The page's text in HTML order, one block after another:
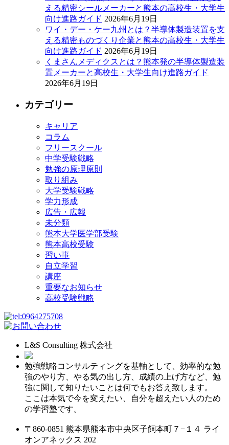
える精密シールメーカーと熊本の高校生・大学生
向け進路ガイド 2026年6月19日
ワイ・デー・ケー九州とは？半導体製造装置を支
える精密ものづくり企業と熊本の高校生・大学生
向け進路ガイド 2026年6月19日
くまさんメディクスとは？熊本発の半導体製造装
置メーカーと高校生・大学生向け進路ガイド
2026年6月19日
カテゴリー
キャリア
コラム
フリースクール
中学受験戦略
勉強の原理原則
取り組み
大学受験戦略
学力形成
広告・広報
未分類
熊本大学医学部受験
熊本高校受験
習い事
自立学習
講座
重要なお知らせ
高校受験戦略
L&S Consulting 株式会社
勉強戦略コンサルティングを基軸として、効率的な勉
強のやり方、やる気の出し方、成績の上げ方など、勉
強に関して知りたいことは何でもお答え致します。
ここは本気で今を変えたい、自分を超えたい人のため
の学習塾です。
〒860-0851 熊本県熊本市中央区子飼本町７−１４ ライ
オンアネックス 202